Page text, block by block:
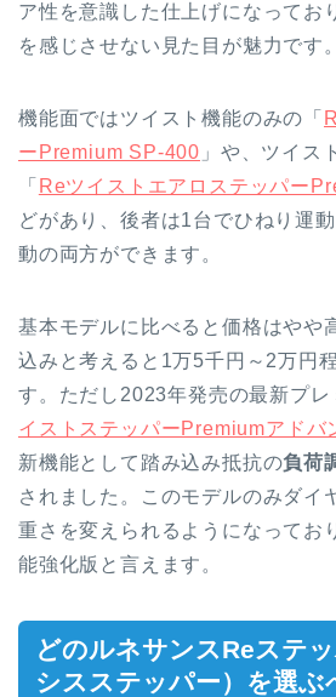
ア性を意識した仕上げになってお
を感じさせない見た目が魅力です。
機能面ではツイスト機能のみの「
ーPremium SP-400 」や、ツイス
「 Reツイストエアロステッパー
どがあり、後者は1台でひねり運
動の両方ができます。
基本モデルに比べると価格はやや
込みと考えると1万5千円～2万円
す。ただし2023年発売の最新プレ
イストステッパーPremiumアドバ
新機能として踏み込み抵抗の負荷
されました。このモデルのみダイ
重さを変えられるようになってお
能強化版と言えます。
どのルネサンスReステ
シスステッパー）を選ぶ